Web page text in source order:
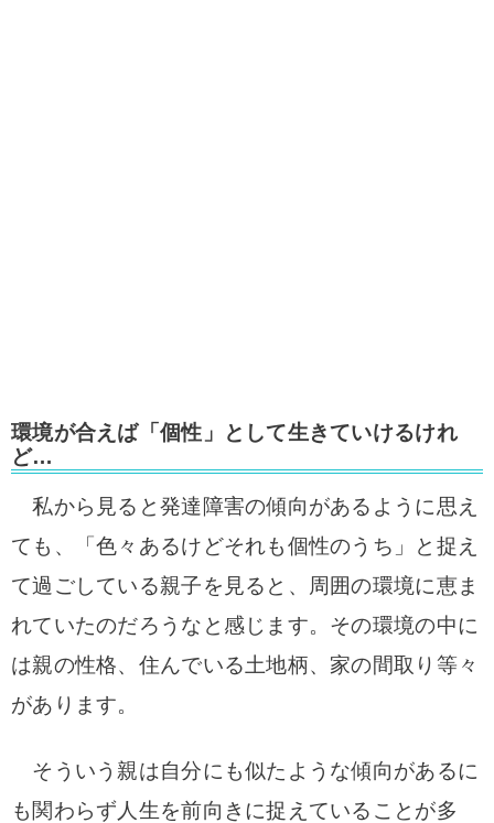
環境が合えば「個性」として生きていけるけれ
ど…
私から見ると発達障害の傾向があるように思え
ても、「色々あるけどそれも個性のうち」と捉え
て過ごしている親子を見ると、周囲の環境に恵ま
れていたのだろうなと感じます。その環境の中に
は親の性格、住んでいる土地柄、家の間取り等々
があります。
そういう 親は自分にも似たような傾向があるに
も関わらず人生を前向きに捉えていることが多